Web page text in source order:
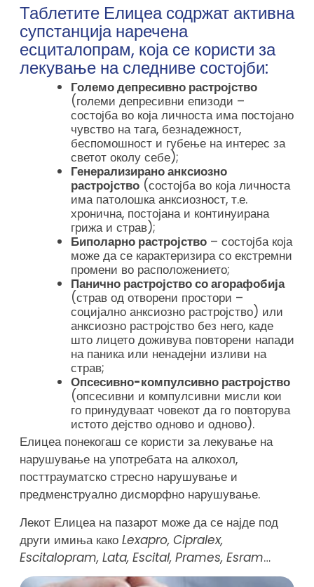
Таблетите Елицеа содржат активна
супстанција наречена
есциталопрам, која се користи за
лекување на следниве состојби:
Големо депресивно растројство
(големи депресивни епизоди –
состојба во која личноста има постојано
чувство на тага, безнадежност,
беспомошност и губење на интерес за
светот околу себе);
Генерализирано анксиозно
растројство (состојба во која личноста
има патолошка анксиозност, т.е.
хронична, постојана и континуирана
грижа и страв);
Биполарно растројство – состојба која
може да се карактеризира со екстремни
промени во расположението;
Панично растројство со агорафобија
(страв од отворени простори –
социјално анксиозно растројство) или
анксиозно растројство без него, каде
што лицето доживува повторени напади
на паника или ненадејни изливи на
страв;
Опсесивно-компулсивно растројство
(опсесивни и компулсивни мисли кои
го принудуваат човекот да го повторува
истото дејство одново и одново).
Елицеа понекогаш се користи за лекување на
нарушување на употребата на алкохол,
посттрауматско стресно нарушување и
предменструално дисморфно нарушување.
Лекот Елицеа на пазарот може да се најде под
други имиња како Lexapro, Cipralex,
Escitalopram, Lata, Escital, Prames, Esram…